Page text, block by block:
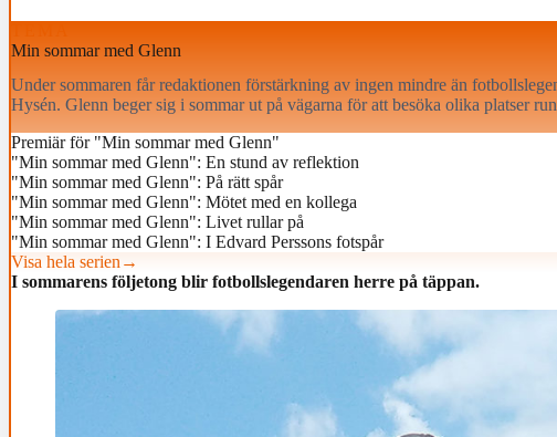
Min sommar med Glenn
Under sommaren får redaktionen förstärkning av ingen mindre än
Hysén. Glenn beger sig i sommar ut på vägarna för att besöka olika platser
Premiär för "Min sommar med Glenn"
"Min sommar med Glenn": En stund av reflektion
"Min sommar med Glenn": På rätt spår
"Min sommar med Glenn": Mötet med en kollega
"Min sommar med Glenn": Livet rullar på
"Min sommar med Glenn": I Edvard Perssons fotspår
Visa hela serien →
I sommarens följetong blir fotbollslegendaren herre på täppan.